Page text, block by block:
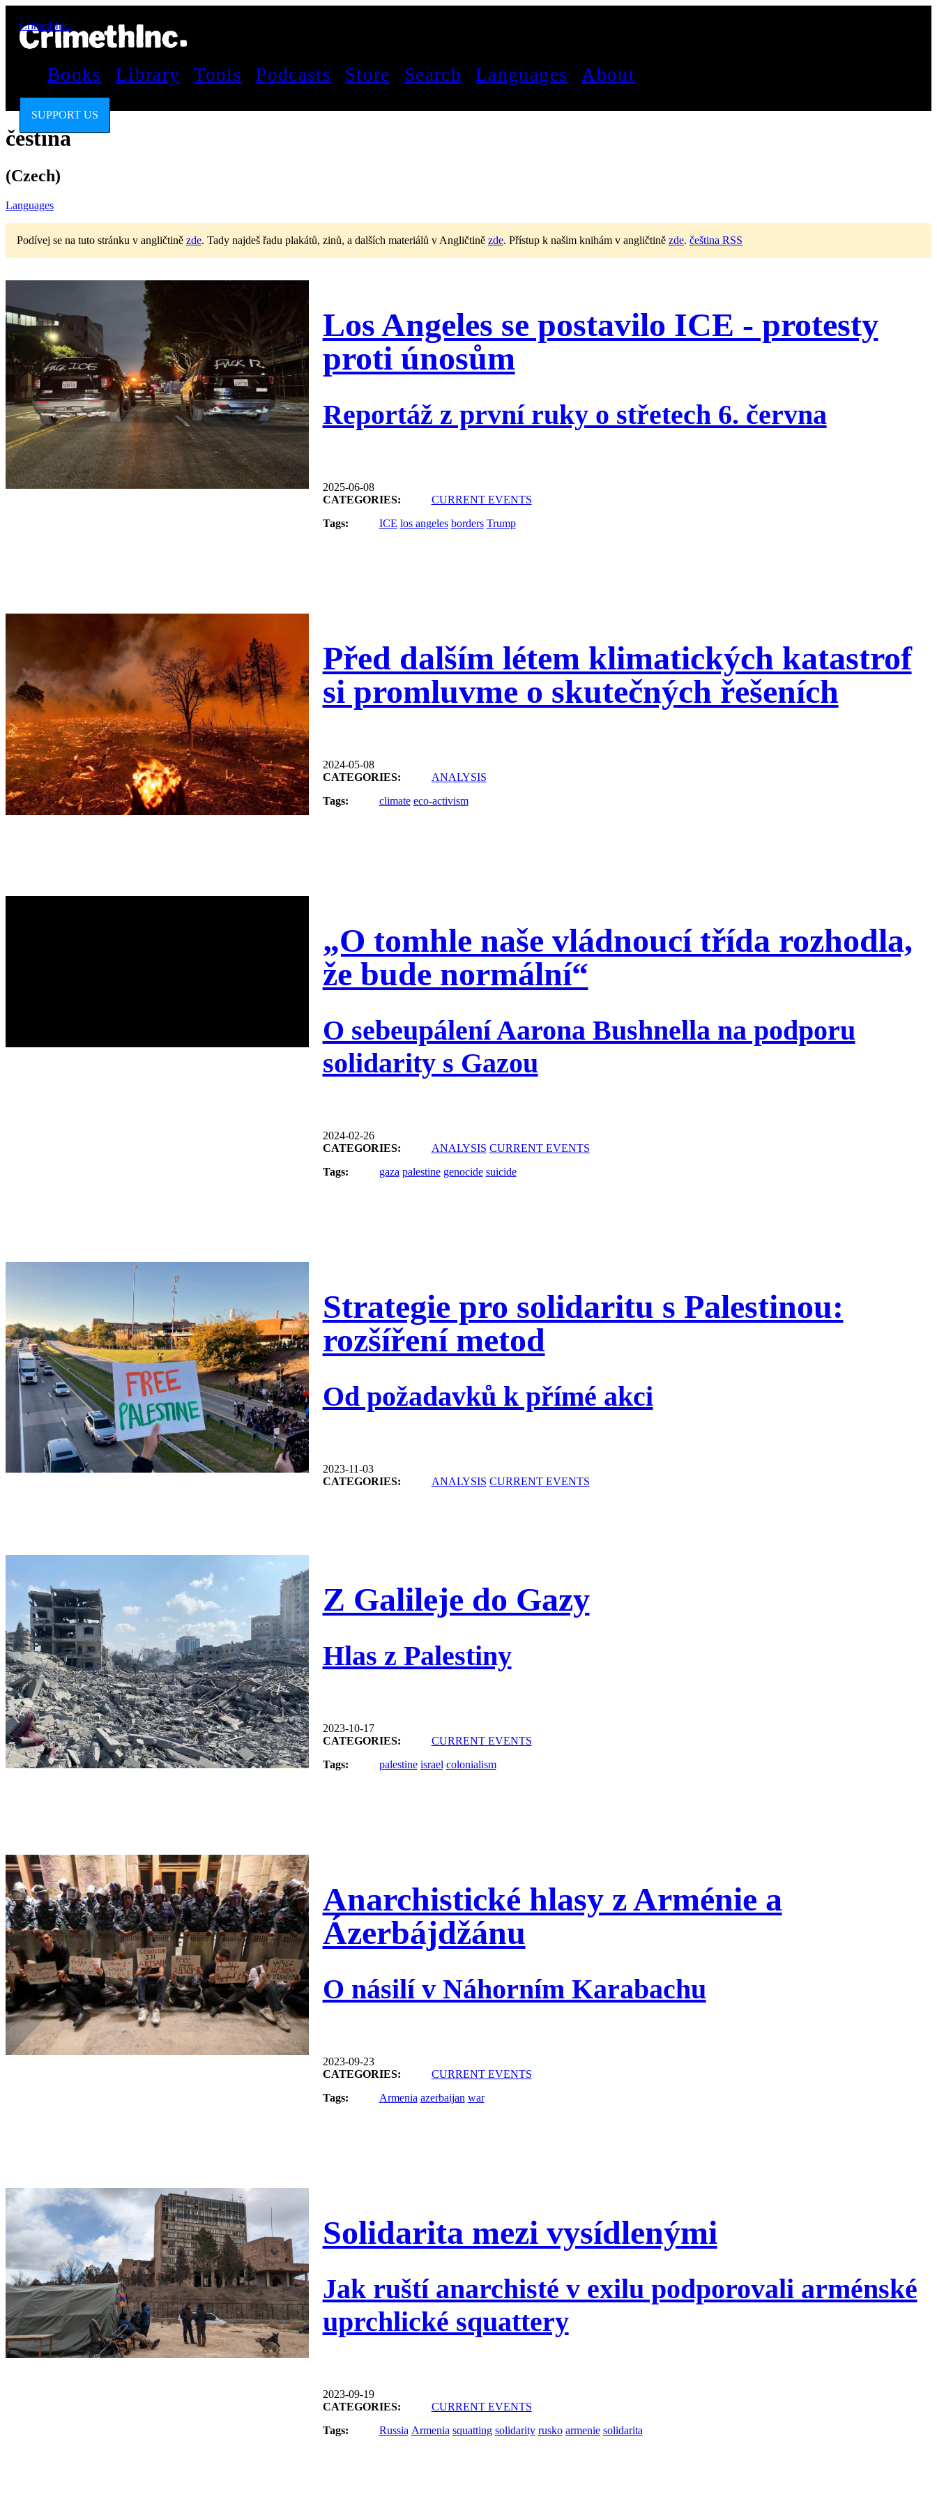
CrimethInc.
Books Library Tools Podcasts Store Search Languages About
SUPPORT US
čeština
(Czech)
Languages
Podívej se na tuto stránku v angličtině zde. Tady najdeš řadu plakátů, zinů, a dalších materiálů v Angličtině zde. Přístup k našim knihám v angličtině zde. čeština RSS
Los Angeles se postavilo ICE - protesty
proti únosům
Reportáž z první ruky o střetech 6. června
2025-06-08
CATEGORIES:
CURRENT EVENTS
Tags:
ICE los angeles borders Trump
Před dalším létem klimatických katastrof
si promluvme o skutečných řešeních
2024-05-08
CATEGORIES:
ANALYSIS
Tags:
climate eco-activism
„O tomhle naše vládnoucí třída rozhodla,
že bude normální“
O sebeupálení Aarona Bushnella na podporu
solidarity s Gazou
2024-02-26
CATEGORIES:
ANALYSIS CURRENT EVENTS
Tags:
gaza palestine genocide suicide
Strategie pro solidaritu s Palestinou:
rozšíření metod
Od požadavků k přímé akci
2023-11-03
CATEGORIES:
ANALYSIS CURRENT EVENTS
Z Galileje do Gazy
Hlas z Palestiny
2023-10-17
CATEGORIES:
CURRENT EVENTS
Tags:
palestine israel colonialism
Anarchistické hlasy z Arménie a
Ázerbájdžánu
O násilí v Náhorním Karabachu
2023-09-23
CATEGORIES:
CURRENT EVENTS
Tags:
Armenia azerbaijan war
Solidarita mezi vysídlenými
Jak ruští anarchisté v exilu podporovali arménské
uprchlické squattery
2023-09-19
CATEGORIES:
CURRENT EVENTS
Tags:
Russia Armenia squatting solidarity rusko armenie solidarita